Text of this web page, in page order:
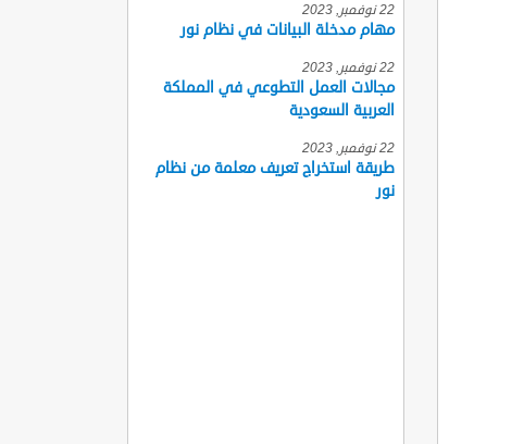
22 نوفمبر, 2023
مهام مدخلة البيانات في نظام نور
22 نوفمبر, 2023
مجالات العمل التطوعي في المملكة
العربية السعودية
22 نوفمبر, 2023
طريقة استخراج تعريف معلمة من نظام
نور